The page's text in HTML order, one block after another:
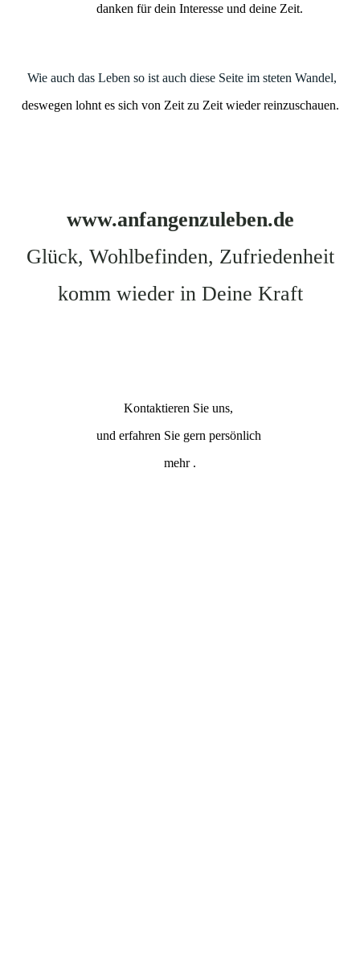
danken für dein Interesse und deine Zeit.
Wie auch das Leben so ist auch diese Seite im steten Wandel,
deswegen lohnt es sich von Zeit zu Zeit wieder reinzuschauen.
www.anfangenzuleben.de
Glück, Wohlbefinden, Zufriedenheit
komm wieder in Deine Kraft
Kontaktieren Sie uns,
und erfahren Sie gern persönlich
mehr .